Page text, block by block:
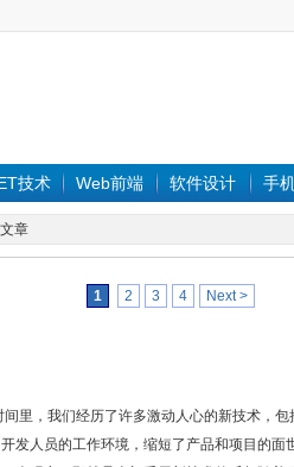
技术 Web前端 软件设计 手
章
1 2 3 4 Next >
里，我们经历了许多激动人心的新技术，
发人员的工作环境，缩短了产品和项目的